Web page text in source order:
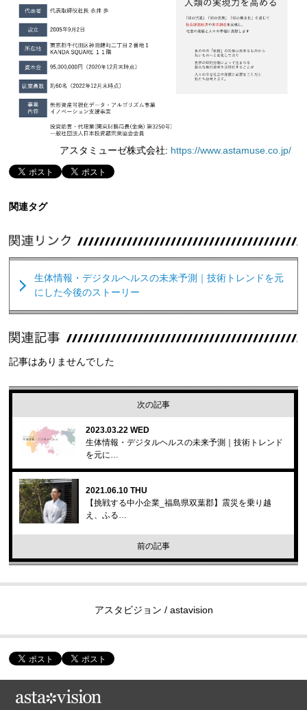
アスタミューゼ株式会社: https://www.astamuse.co.jp/
関連タグ
生体情報・デジタルヘルスの未来予測｜技術トレンドを元
にした今後のストーリー
記事はありませんでした
次の記事
2023.03.22 WED
生体情報・デジタルヘルスの未来予測｜技術トレンド
を元に…
2021.06.10 THU
【挑戦する中小企業_福島県双葉郡】震災を乗り越
え、ふる…
前の記事
アスタビジョン / astavision